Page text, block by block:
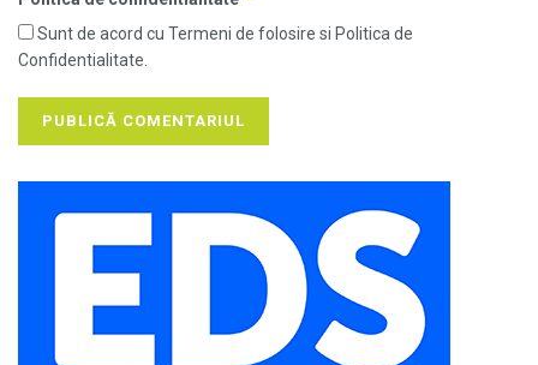
Sunt de acord cu Termeni de folosire si Politica de
Confidentialitate.